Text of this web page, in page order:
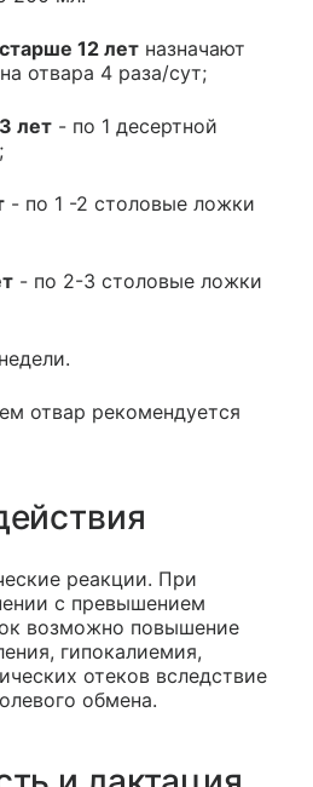
12 лет назначают
отвара 4 раза/сут;
лет - по 1 десертной
- по 1 -2 столовые ложки
- по 2-3 столовые ложки
отвар рекомендуется
реакции. При
с превышением
возможно повышение
гипокалиемия,
отеков вследствие
обмена.